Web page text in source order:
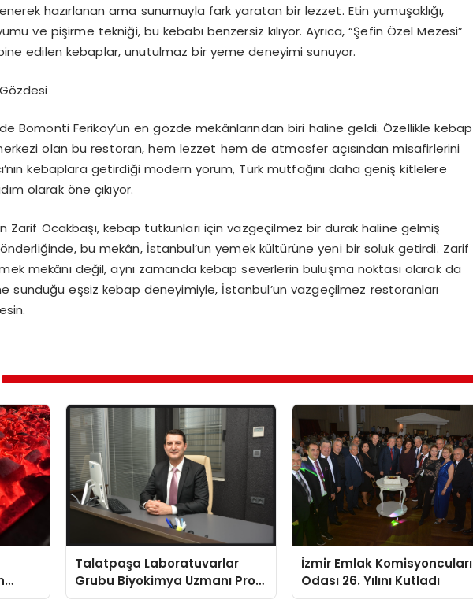
hazırlanan ama sunumuyla fark yaratan bir lezzet. Etin yumuşaklığı,
ve pişirme tekniği, bu kebabı benzersiz kılıyor. Ayrıca, “Şefin Özel Mezesi”
edilen kebaplar, unutulmaz bir yeme deneyimi sunuyor.
Bomonti Feriköy’ün en gözde mekânlarından biri haline geldi. Özellikle kebap
olan bu restoran, hem lezzet hem de atmosfer açısından misafirlerini
kebaplara getirdiği modern yorum, Türk mutfağını daha geniş kitlelere
olarak öne çıkıyor.
Zarif Ocakbaşı, kebap tutkunları için vazgeçilmez bir durak haline gelmiş
önderliğinde, bu mekân, İstanbul’un yemek kültürüne yeni bir soluk getirdi. Zarif
mekânı değil, aynı zamanda kebap severlerin buluşma noktası olarak da
sunduğu eşsiz kebap deneyimiyle, İstanbul’un vazgeçilmez restoranları
Talatpaşa Laboratuvarlar
Grubu Biyokimya Uzmanı Prof.
Dr. Ahmet Var
İzmir Emlak Komisyoncuları
Odası 26. Yılını Kutladı